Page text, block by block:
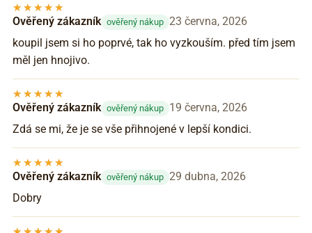
Ověřený zákazník ověřený nákup 23 června, 2026
koupil jsem si ho poprvé, tak ho vyzkouším. před tím jsem
měl jen hnojivo.
Ověřený zákazník ověřený nákup 19 června, 2026
Zdá se mi, že je se vše přihnojené v lepší kondici.
Ověřený zákazník ověřený nákup 29 dubna, 2026
Dobry